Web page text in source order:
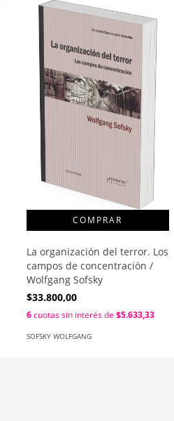
La organización del terror. Los
campos de concentración /
Wolfgang Sofsky
$33.800,00
6cuotas sin interés de $5.633,33
SOFSKY WOLFGANG